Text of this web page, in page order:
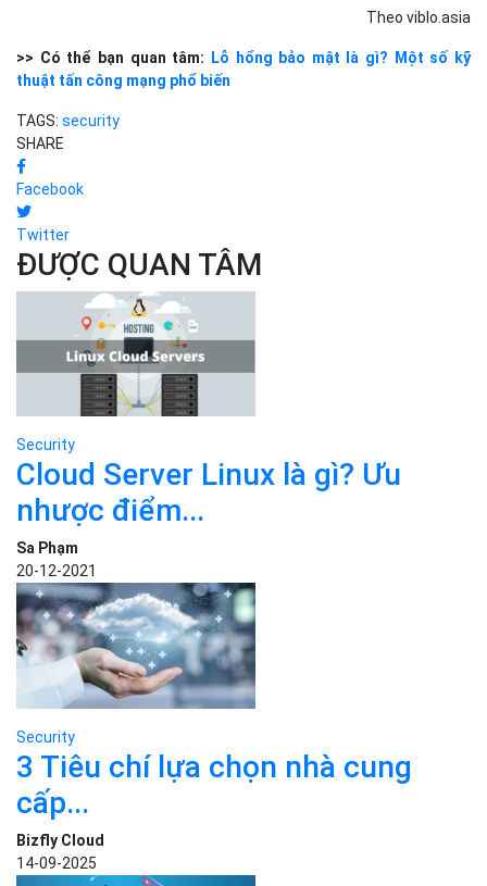
Theo viblo.asia
>> Có thể bạn quan tâm:
Lỗ hổng bảo mật là gì? Một số kỹ
thuật tấn công mạng phổ biến
TAGS: security
SHARE
Facebook
Twitter
ĐƯỢC QUAN TÂM
Security
Cloud Server Linux là gì? Ưu
nhược điểm...
Sa Phạm
20-12-2021
Security
3 Tiêu chí lựa chọn nhà cung
cấp...
Bizfly Cloud
14-09-2025